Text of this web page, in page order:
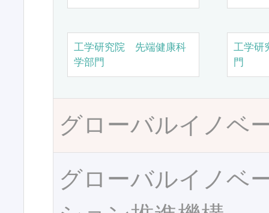
工学研究院 先端健康科
学部門
工学研
門
グローバルイノベ
グローバルイノベ